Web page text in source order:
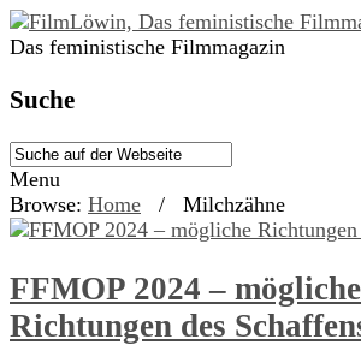
Das feministische Filmmagazin
Suche
Menu
Browse: Home / Milchzähne
FFMOP 2024 – mögliche
Richtungen des